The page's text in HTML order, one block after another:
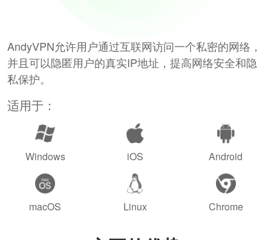
AndyVPN允许用户通过互联网访问一个私密的网络，
并且可以隐匿用户的真实IP地址，提高网络安全和隐
私保护。
适用于：
Windows iOS Android
macOS Linux Chrome